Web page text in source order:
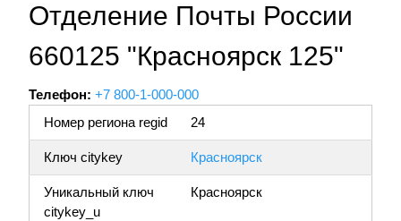
Отделение Почты России
660125 "Красноярск 125"
Телефон: +7 800-1-000-000
Номер региона regid
24
Ключ citykey Красноярск
Уникальный ключ
citykey_u
Красноярск